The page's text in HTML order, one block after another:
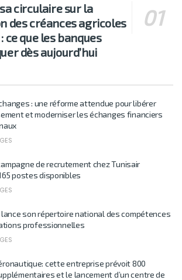
circulaire sur la
des créances agricoles
ce que les banques
dès aujourd’hui
: une réforme attendue pour libérer
et moderniser les échanges financiers
de recrutement chez Tunisair
postes disponibles
lance son répertoire national des compétences
professionnelles
cette entreprise prévoit 800
et le lancement d’un centre de